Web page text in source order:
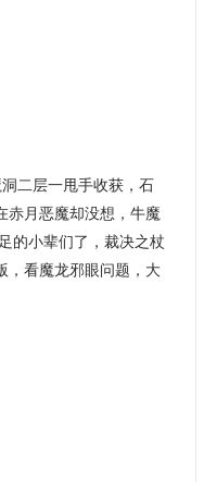
二层一甩手收获，石
赤月恶魔却没想，牛魔
的小辈们了，裁决之杖
，看魔龙邪眼问题，大